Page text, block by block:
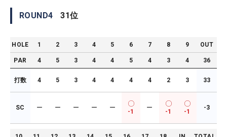
ROUND4 31位
HOLE 1 2 3 4 5 6 7 8 9 OUT
PAR 4 5 3 4 4 5 4 3 4 36
打数 4 5 3 4 4 4 4 2 3 33
SC ー ー ー ー ー
-1
ー
-1 -1
-3